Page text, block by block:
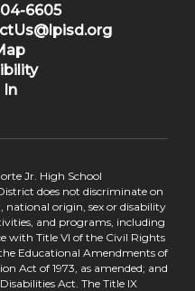
6605
In
Jr. High School
does not discriminate on
national origin, sex or disability
and programs, including
with Title VI of the Civil Rights
Educational Amendments of
Act of 1973, as amended; and
Act. The Title IX